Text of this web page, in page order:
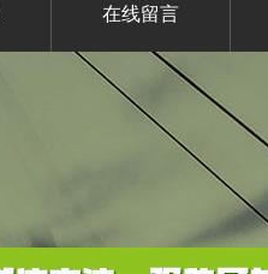
在线留言